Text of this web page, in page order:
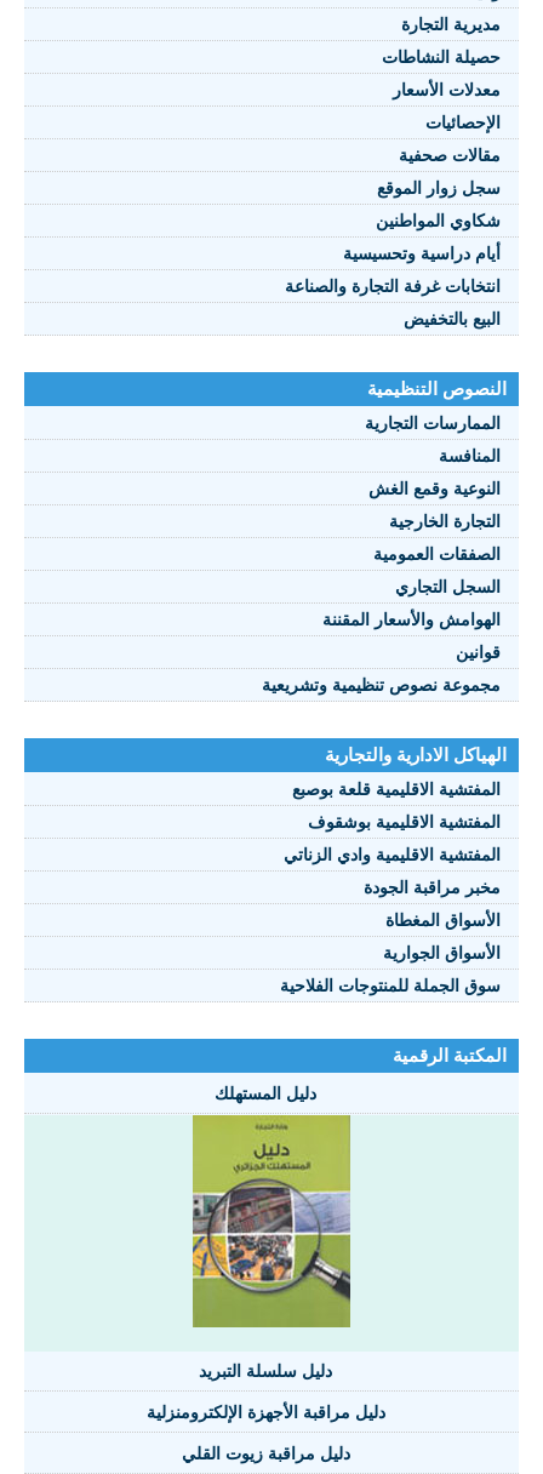
2021
التجارة
النشاطات
الأسعار
صحفية
زوار الموقع
المواطنين
دراسية وتحسيسية
غرفة التجارة والصناعة
بالتخفيض
التنظيمية
التجارية
وقمع الغش
الخارجية
العمومية
التجاري
والأسعار المقننة
نصوص تنظيمية وتشريعية
الادارية والتجارية
الاقليمية قلعة بوصبع
الاقليمية بوشقوف
الاقليمية وادي الزناتي
مراقبة الجودة
المغطاة
الجوارية
الجملة للمنتوجات الفلاحية
الرقمية
دليل المستهلك
دليل سلسلة التبريد
دليل مراقبة الأجهزة الإلكترومنزلية
دليل مراقبة زيوت القلي